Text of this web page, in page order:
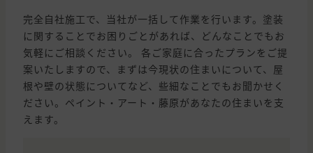
完全自社施工で、当社が一括して作業を行います。塗装
に関することでお困りごとがあれば、どんなことでもお
気軽にご相談ください。 各ご家庭に合ったプランをご提
案いたしますので、まずは今現状の住まいについて、屋
根や壁の状態についてなど、些細なことでもお聞かせく
ださい。ペイント・アート・藤原があなたの住まいを支
えます。